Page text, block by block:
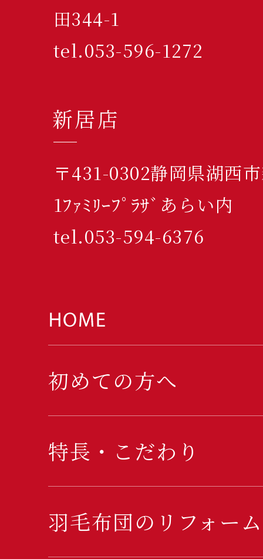
田344-1
tel.053-596-1272
新居店
〒431-0302静岡県湖西
1ﾌｧﾐﾘｰﾌﾟﾗｻﾞあらい内
tel.053-594-6376
初めての方へ
特長・こだわり
羽毛布団のリフォーム